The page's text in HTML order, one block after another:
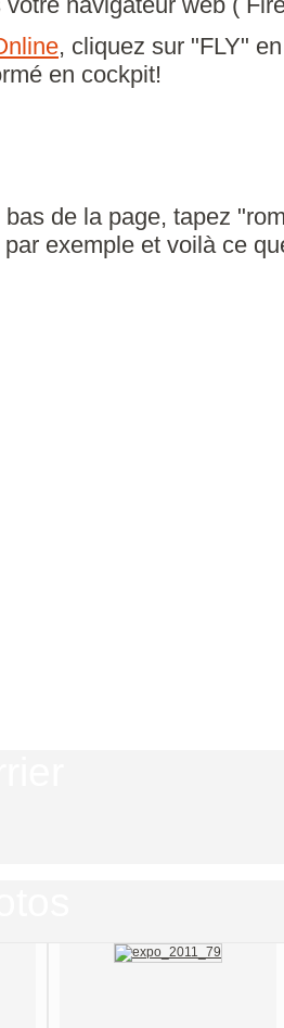
, cliquez sur "FLY"
en cockpit!
de la page, tapez
exemple et voilà ce